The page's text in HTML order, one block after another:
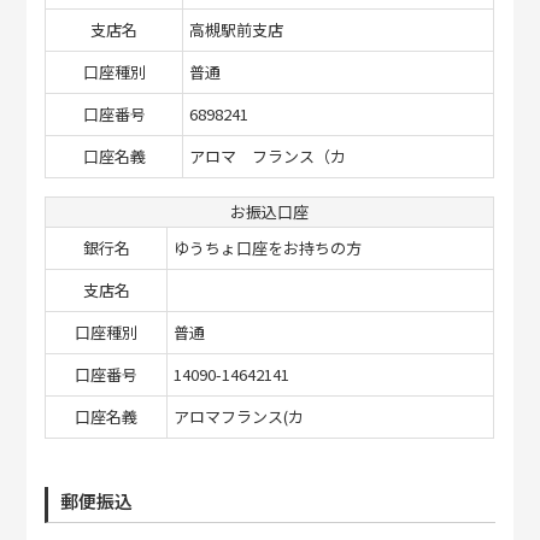
支店名
高槻駅前支店
口座種別
普通
口座番号
6898241
口座名義
アロマ フランス（カ
お振込口座
銀行名
ゆうちょ口座をお持ちの方
支店名
口座種別
普通
口座番号
14090-14642141
口座名義
アロマフランス(カ
郵便振込